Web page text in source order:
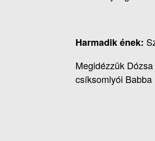
Harmadik ének:
Megidézzük
csíksomlyói